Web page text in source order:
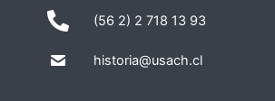
(56 2) 2 718 13 93
historia@usach.cl